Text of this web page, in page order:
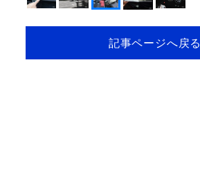
記事ページへ戻る